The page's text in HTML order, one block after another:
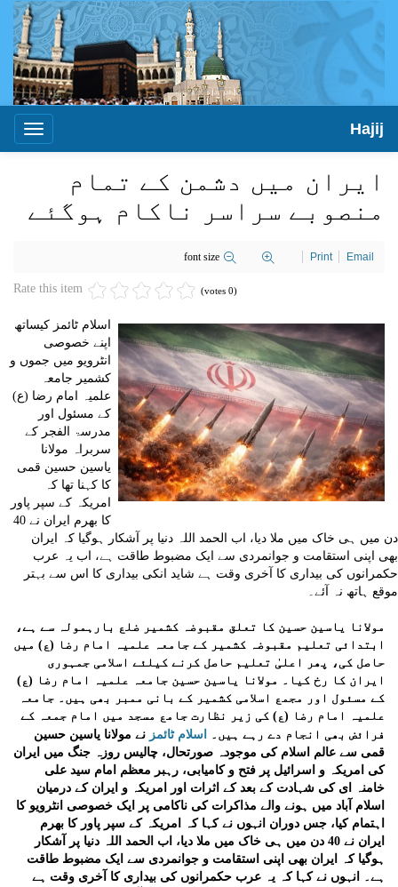
Toggle
Hajij
ایران میں دشمن کے تمام
منصوبے سراسر ناکام ہوگئے
font size Print Email
Rate this item (0 votes)
اسلام ٹائمز کیساتھ
اپنے خصوصی
انٹرویو میں جموں و
کشمیر جامعہ
علمیہ امام رضا (ع)
کے مسئول اور
مدرسۃ الفجر کے
سربراہ مولانا
یاسین حسین قمی
کا کہنا تھا کہ
امریکہ کے سپر پاور
کا بھرم ایران نے 40
دن میں ہی خاک میں ملا دیا، اب الحمد اللہ دنیا پر آشکار ہوگیا کہ ایران
بھی اپنی استقامت و جوانمردی سے ایک مضبوط طاقت ہے، اب یہ عرب
حکمرانوں کی بیداری کا آخری وقت ہے شاید انکی بیداری کا اس سے بہتر
موقع ہاتھ نہ آئے۔
مولانا یاسین حسین کا تعلق مقبوضہ کشمیر ضلع بارہمولہ سے ہے،
ابتدائی تعلیم مقبوضہ کشمیر کے جامعہ علمیہ امام رضا (ع) میں
حاصل کی، پھر اعلیٰ تعلیم حاصل کرنے کیلئے اسلامی جمہوری
ایران کا رخ کیا۔ مولانا یاسین حسین جامعہ علمیہ امام رضا (ع)
کے مسئول اور مجمع اسلامی کشمیر کے بانی ممبر بھی ہیں۔ جامعہ
علمیہ امام رضا (ع) کی زیر نظارت جامع مسجد میں امام جمعہ کے
فرائض بھی انجام دے رہے ہیں۔
اسلام ٹائمز نے مولانا یاسین حسین
قمی سے عالم اسلام کی موجودہ صورتحال، چالیس روزہ جنگ میں ایران
کی امریکہ و اسرائیل پر فتح و کامیابی، رہبر معظم امام سید علی
خامنہ ای کی شہادت کے بعد کے اثرات اور امریکہ و ایران کے درمیان
اسلام آباد میں ہونے والے مذاکرات کی ناکامی پر ایک خصوصی انٹرویو کا
اہتمام کیا، جس دوران انہوں نے کہا کہ امریکہ کے سپر پاور کا بھرم
ایران نے 40 دن میں ہی خاک میں ملا دیا، اب الحمد اللہ دنیا پر آشکار
ہوگیا کہ ایران بھی اپنی استقامت و جوانمردی سے ایک مضبوط طاقت
ہے۔ انہوں نے کہا کہ یہ عرب حکمرانوں کی بیداری کا آخری وقت ہے